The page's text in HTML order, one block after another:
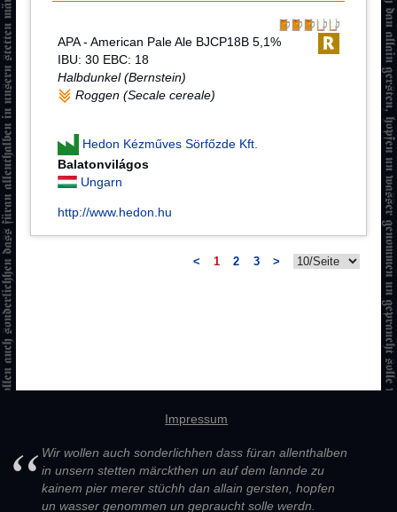
APA - American Pale Ale BJCP18B 5,1%
IBU: 30 EBC: 18
Halbdunkel (Bernstein)
Roggen (Secale cereale)
Hedon Kézműves Sörfőzde Kft.
Balatonvilágos
Ungarn
http://www.hedon.hu
< 1 2 3 >
Impressum
Wir wollen auch sonderlichhen dass füran allenthalben
in unsern stetten märckthen un auf dem lannde zu
kainem pier merer stüchh dan allain gersten, hopfen
un wasser genommen un gepraucht solle werdn.